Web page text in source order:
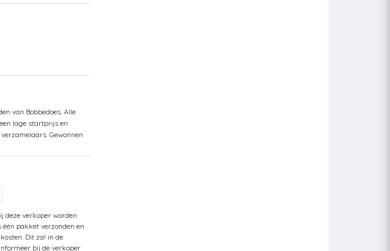
van Bobbedoes. Alle
lage startprijs en
Gewonnen
Uw aankopen
hoge verzendkosten
gedaan vanuit
zending
mogelijk hoger
de uiteindelijke
een aangetekende
of verlies van uw
kan ik geen
deze verkoper worden
pakket verzonden en
Dit zal in de
bij de verkoper